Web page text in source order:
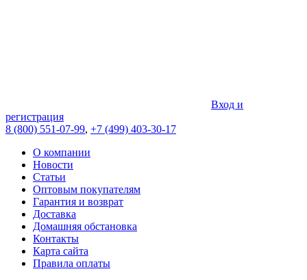
Вход и
регистрация
8 (800) 551-07-99, +7 (499) 403-30-17
О компании
Новости
Статьи
Оптовым покупателям
Гарантия и возврат
Доставка
Домашняя обстановка
Контакты
Карта сайта
Правила оплаты